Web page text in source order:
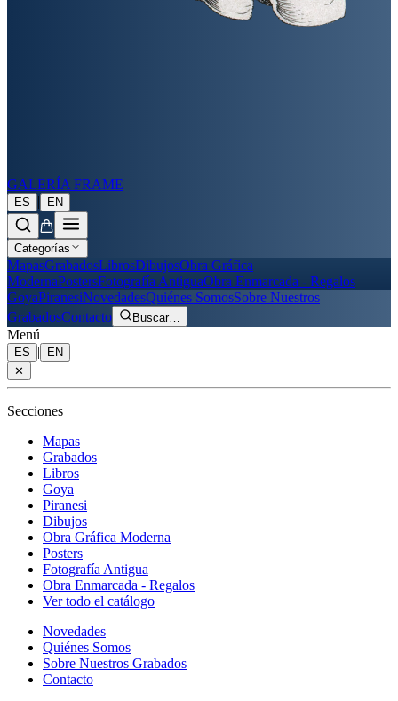
GALERÍA FRAME
ES | EN
Categorías
MapasGrabadosLibrosDibujosObra Gráfica
ModernaPostersFotografía AntiguaObra Enmarcada - Regalos
GoyaPiranesiNovedadesQuiénes SomosSobre Nuestros
GrabadosContacto Buscar…
Menú
ES |
EN
✕
Secciones
Mapas
Grabados
Libros
Goya
Piranesi
Dibujos
Obra Gráfica Moderna
Posters
Fotografía Antigua
Obra Enmarcada - Regalos
Ver todo el catálogo
Novedades
Quiénes Somos
Sobre Nuestros Grabados
Contacto